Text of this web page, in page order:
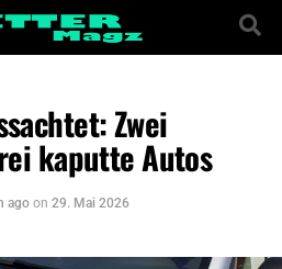
Zwei
kaputte Autos
ago on 29. Mai 2026